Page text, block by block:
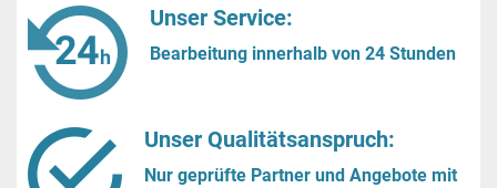
Unser Service:
Bearbeitung innerhalb von 24 Stunden
Unser Qualitätsanspruch:
Nur geprüfte Partner und Angebote mit